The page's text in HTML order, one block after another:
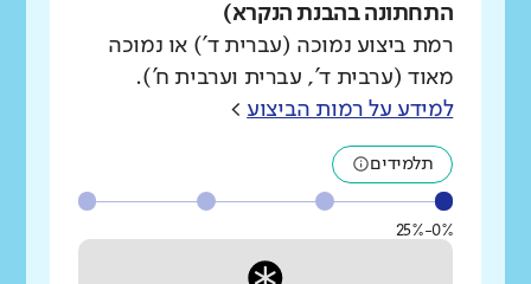
התחתונה בהבנת הנקרא)
רמת ביצוע נמוכה (עברית ד') או נמוכה
מאוד (ערבית ד', עברית וערבית ח').
למידע על רמות הביצוע >
תלמידים
0%-25%